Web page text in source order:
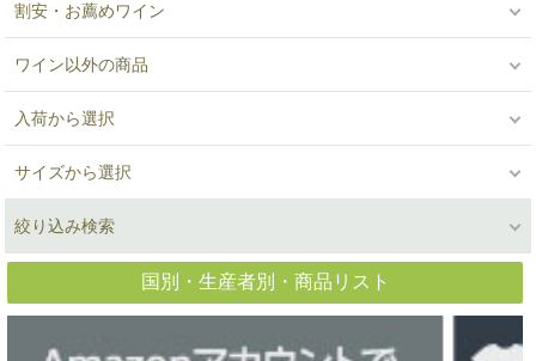
割安・お薦めワイン
ワイン以外の商品
入荷から選択
サイズから選択
絞り込み検索
国別・生産者別・商品リスト